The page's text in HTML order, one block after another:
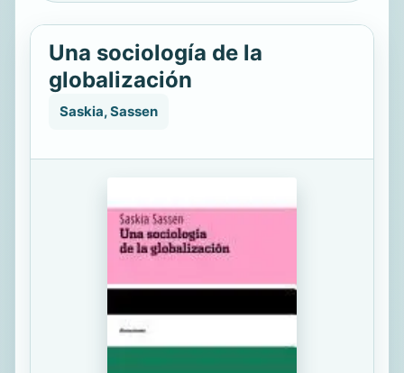
Una sociología de la
globalización
Saskia, Sassen